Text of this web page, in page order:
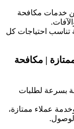
خدمات مكافحة
احتياجات كل
| مكافحة
بسرعة لطلبات
عملاء ممتازة،